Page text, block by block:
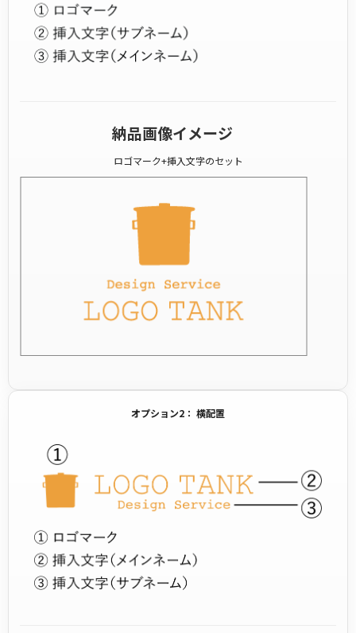
納品画像イメージ
ロゴマーク+挿入文字のセット
オプション2： 横配置